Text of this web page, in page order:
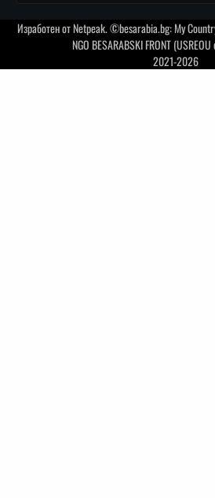
Изработен отNetpeak. ©besarabia.bg: My
NGO BESARABSKI FRONT
2021-2026